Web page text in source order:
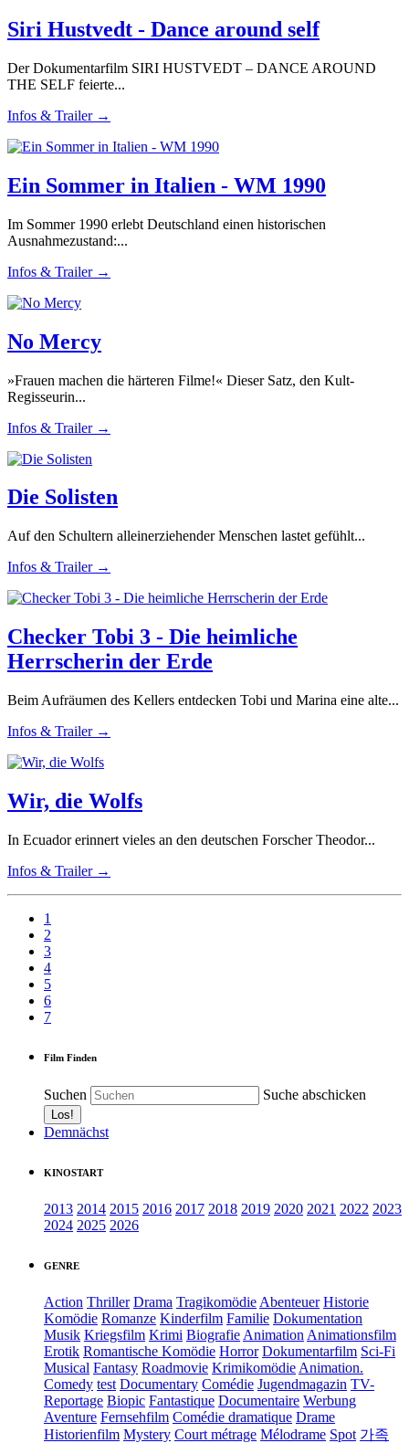
Siri Hustvedt - Dance around self
Der Dokumentarfilm SIRI HUSTVEDT – DANCE AROUND
THE SELF feierte...
Infos & Trailer →
Ein Sommer in Italien - WM 1990
Im Sommer 1990 erlebt Deutschland einen historischen
Ausnahmezustand:...
Infos & Trailer →
No Mercy
»Frauen machen die härteren Filme!« Dieser Satz, den Kult-
Regisseurin...
Infos & Trailer →
Die Solisten
Auf den Schultern alleinerziehender Menschen lastet gefühlt...
Infos & Trailer →
Checker Tobi 3 - Die heimliche
Herrscherin der Erde
Beim Aufräumen des Kellers entdecken Tobi und Marina eine alte...
Infos & Trailer →
Wir, die Wolfs
In Ecuador erinnert vieles an den deutschen Forscher Theodor...
Infos & Trailer →
1
2
3
4
5
6
7
Film Finden
Suchen Suche abschicken
Demnächst
KINOSTART
2013 2014 2015 2016 2017 2018 2019 2020 2021 2022 2023
2024 2025 2026
GENRE
Action Thriller Drama Tragikomödie Abenteuer Historie
Komödie Romanze Kinderfilm Familie Dokumentation
Musik Kriegsfilm Krimi Biografie Animation Animationsfilm
Erotik Romantische Komödie Horror Dokumentarfilm Sci-Fi
Musical Fantasy Roadmovie Krimikomödie Animation.
Comedy test Documentary Comédie Jugendmagazin TV-
Reportage Biopic Fantastique Documentaire Werbung
Aventure Fernsehfilm Comédie dramatique Drame
Historienfilm Mystery Court métrage Mélodrame Spot 가족